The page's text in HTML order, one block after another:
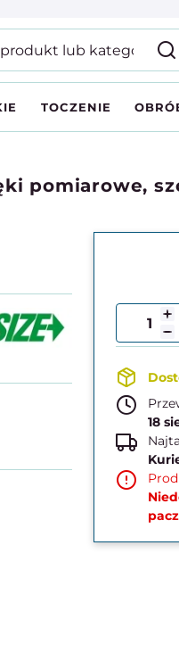
TOCZENIE
pomiarowe,
18